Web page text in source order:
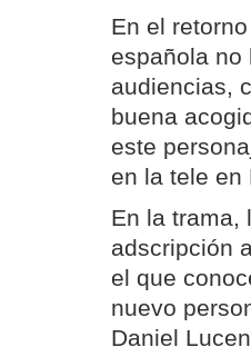
En el
española no
audiencias,
buena
este
en la tele en
En la trama,
adscripción
el que
nuevo
Daniel